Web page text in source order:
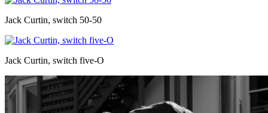
Jack Curtin, switch 50-50
Jack Curtin, switch five-O